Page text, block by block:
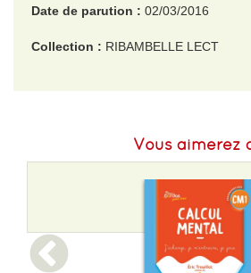
Date de parution : 02/03/2016
Collection : RIBAMBELLE LECT
Vous aimerez